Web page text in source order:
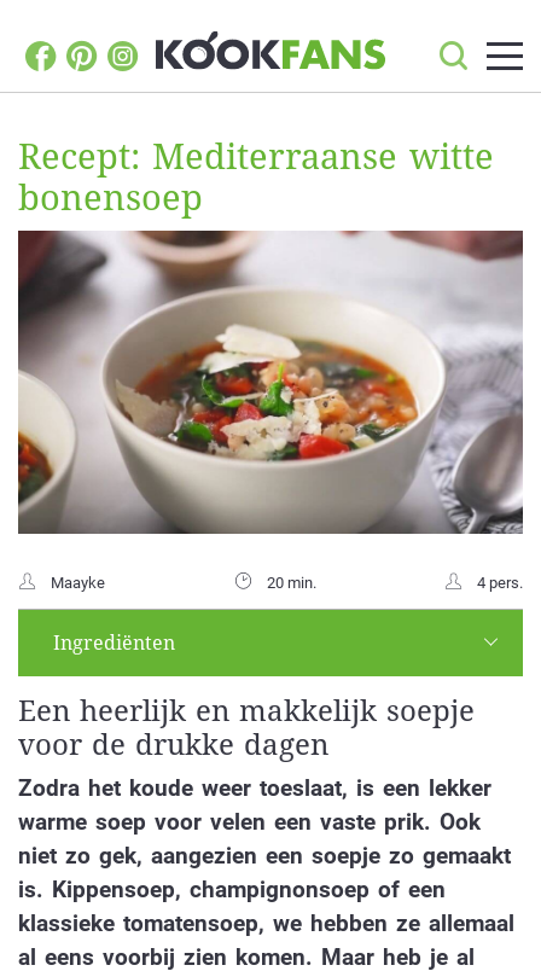
Recept: Mediterraanse witte
bonensoep
Maayke 20 min. 4 pers.
Ingrediënten
Een heerlijk en makkelijk soepje
voor de drukke dagen
Zodra het koude weer toeslaat, is een lekker
warme soep voor velen een vaste prik. Ook
niet zo gek, aangezien een soepje zo gemaakt
is. Kippensoep, champignonsoep of een
klassieke tomatensoep, we hebben ze allemaal
al eens voorbij zien komen. Maar heb je al